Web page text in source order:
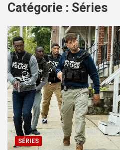
Catégorie : Séries
SÉRIES